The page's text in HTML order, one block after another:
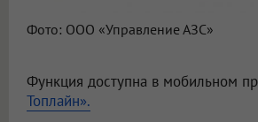
Фото: ООО «Управление АЗС»
Функция доступна в мобильном
Топлайн».